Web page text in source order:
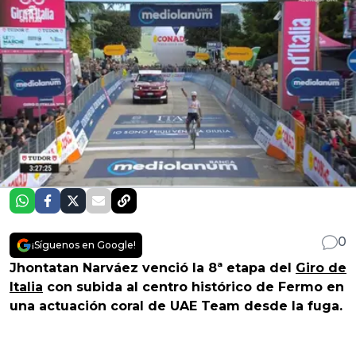
¡Síguenos en Google!
0
Jhontatan Narváez venció la 8ª etapa del Giro de
Italia con subida al centro histórico de Fermo en
una actuación coral de UAE Team desde la fuga.